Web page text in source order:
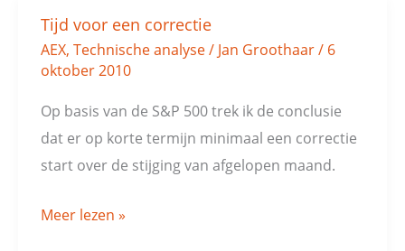
Tijd voor een correctie
AEX, Technische analyse/ Jan Groothaar/ 6
oktober 2010
Op basis van de S&P 500 trek ik de conclusie
dat er op korte termijn minimaal een correctie
start over de stijging van afgelopen maand.
Tijd
voor
een
correctie
Meer lezen »